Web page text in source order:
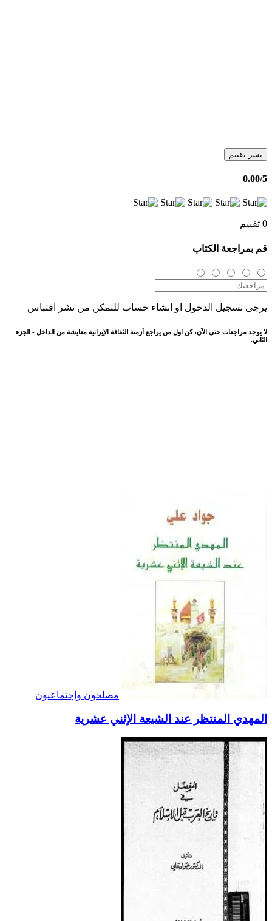
نشر تقييم
0.00/5
0 تقييم
قم بمراجعة الكتاب
يرجى تسجيل الدخول او انشاء حساب للتمكن من نشر اقتباس
لا يوجد مراجعات حتى الآن، كن اول من يراجع أزمنة الثقافة الإيرانية معايشة من الداخل - الجزء
الثاني.
مصلحون وإجتماعيون
المهدي المنتظر عند الشيعة الإثني عشرية